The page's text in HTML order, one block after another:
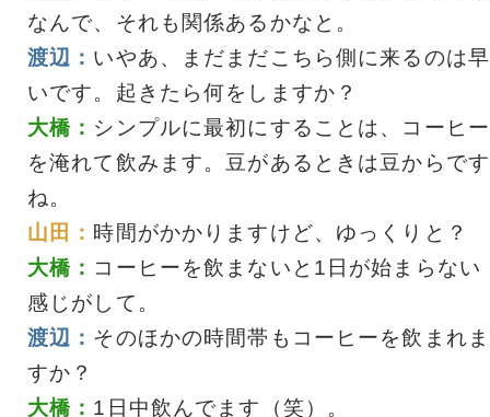
なんで、それも関係あるかなと。
渡辺： いやあ、まだまだこちら側に来るのは早
いです。起きたら何をしますか？
大橋： シンプルに最初にすることは、コーヒー
を淹れて飲みます。豆があるときは豆からです
ね。
山田： 時間がかかりますけど、ゆっくりと？
大橋： コーヒーを飲まないと1日が始まらない
感じがして。
渡辺： そのほかの時間帯もコーヒーを飲まれま
すか？
大橋： 1日中飲んでます（笑）。